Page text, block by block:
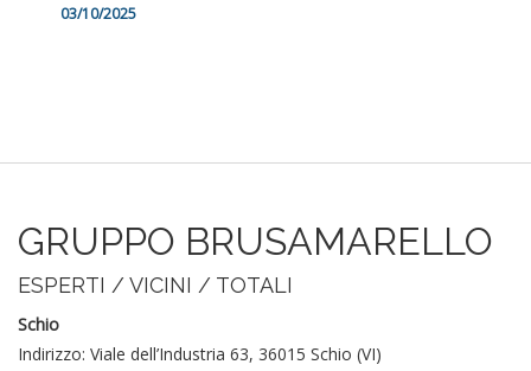
03/10/2025
GRUPPO BRUSAMARELLO
ESPERTI / VICINI / TOTALI
Schio
Indirizzo: Viale dell’Industria 63, 36015 Schio (VI)